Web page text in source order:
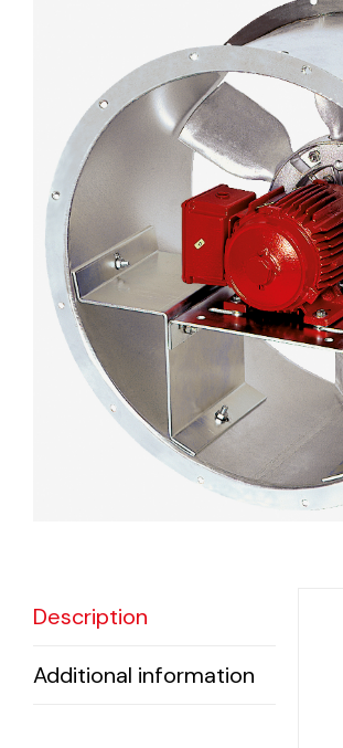
Description
Additional information